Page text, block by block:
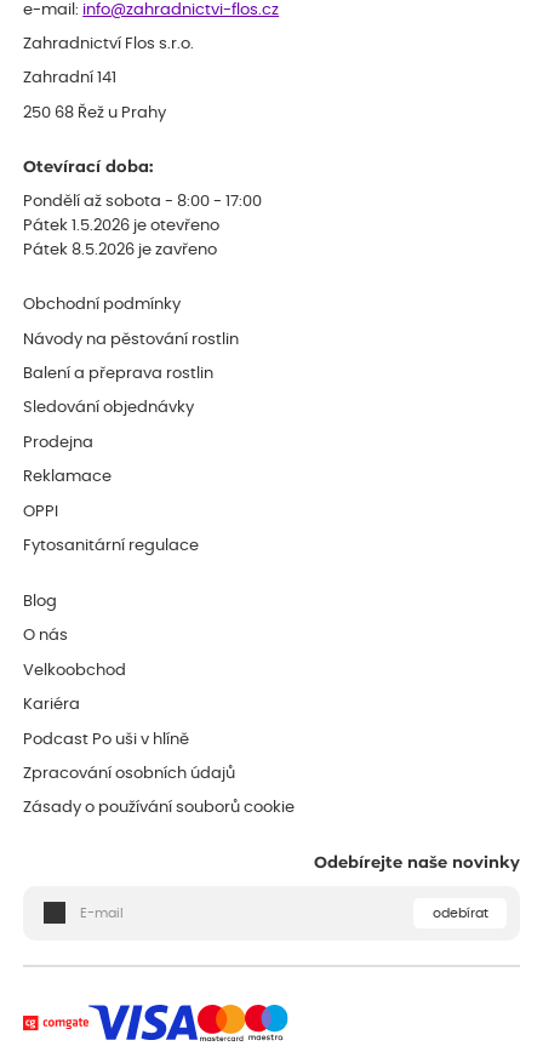
e-mail: info@zahradnictvi-flos.cz
Zahradnictví Flos s.r.o.
Zahradní 141
250 68 Řež u Prahy
Otevírací doba:
Pondělí až sobota - 8:00 - 17:00
Pátek 1.5.2026 je otevřeno
Pátek 8.5.2026 je zavřeno
Obchodní podmínky
Návody na pěstování rostlin
Balení a přeprava rostlin
Sledování objednávky
Prodejna
Reklamace
OPPI
Fytosanitární regulace
Blog
O nás
Velkoobchod
Kariéra
Podcast Po uši v hlíně
Zpracování osobních údajů
Zásady o používání souborů cookie
Odebírejte naše novinky
odebírat